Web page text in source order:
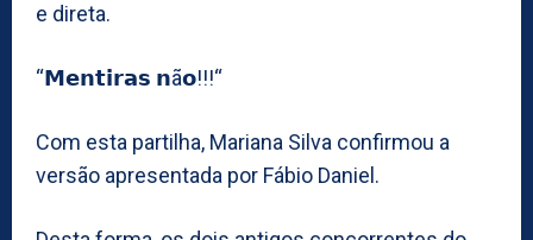
e direta.
“𝗠𝗲𝗻𝘁𝗶𝗿𝗮𝘀 𝗻ã𝗼!!!“
Com esta partilha, Mariana Silva confirmou a
versão apresentada por Fábio Daniel.